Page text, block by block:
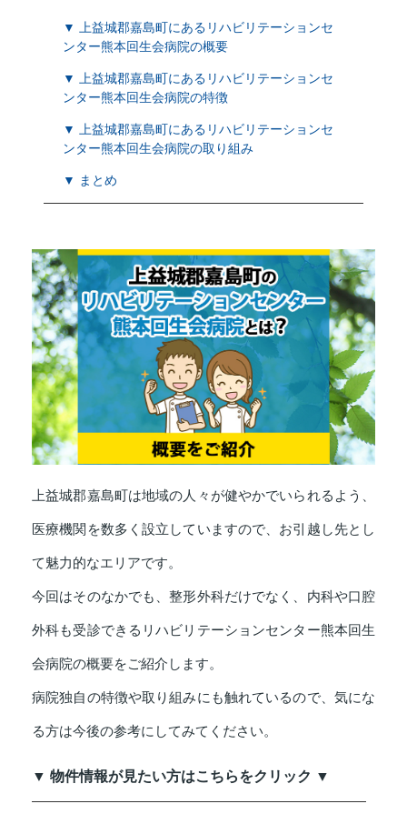
▼ 上益城郡嘉島町にあるリハビリテーションセ
ンター熊本回生会病院の概要
▼ 上益城郡嘉島町にあるリハビリテーションセ
ンター熊本回生会病院の特徴
▼ 上益城郡嘉島町にあるリハビリテーションセ
ンター熊本回生会病院の取り組み
▼ まとめ
上益城郡嘉島町は地域の人々が健やかでいられるよう、
医療機関を数多く設立していますので、お引越し先とし
て魅力的なエリアです。
今回はそのなかでも、整形外科だけでなく、内科や口腔
外科も受診できるリハビリテーションセンター熊本回生
会病院の概要をご紹介します。
病院独自の特徴や取り組みにも触れているので、気にな
る方は今後の参考にしてみてください。
▼ 物件情報が見たい方はこちらをクリック ▼